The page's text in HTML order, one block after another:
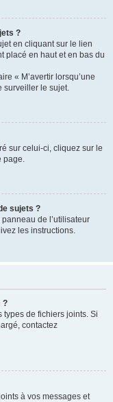
?
en cliquant sur le lien
placé en haut et en bas du
« M’avertir lorsqu’une
surveiller le sujet.
sur celui-ci, cliquez sur le
page.
sujets ?
de l’utilisateur
les instructions.
?
types de fichiers joints. Si
contactez
à vos messages et